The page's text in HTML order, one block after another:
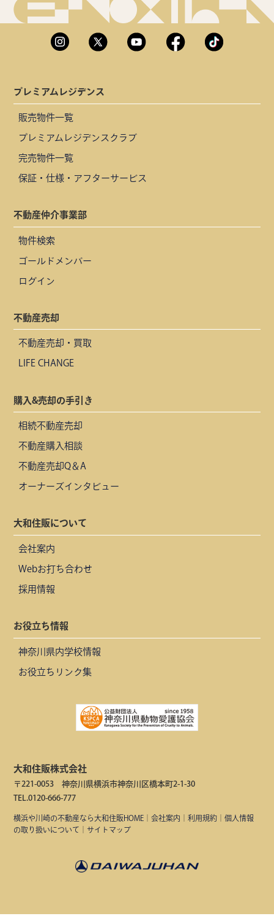
プレミアムレジデンス
販売物件一覧
プレミアムレジデンスクラブ
完売物件一覧
保証・仕様・アフターサービス
不動産仲介事業部
物件検索
ゴールドメンバー
ログイン
不動産売却
不動産売却・買取
LIFE CHANGE
購入&売却の手引き
相続不動産売却
不動産購入相談
不動産売却Q＆A
オーナーズインタビュー
大和住販について
会社案内
Webお打ち合わせ
採用情報
お役立ち情報
神奈川県内学校情報
お役立ちリンク集
大和住販株式会社
〒221-0053 神奈川県横浜市神奈川区橋本町2-1-30
TEL.0120-666-777
横浜や川崎の不動産なら大和住販HOME ｜会社案内 ｜利用規約 ｜個人情報
の取り扱いについて
サイトマップ